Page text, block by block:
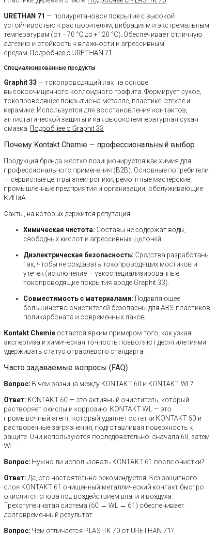
URETHAN 71 — полиуретановое покрытие с высокой
устойчивостью к растворителям, вибрациям и экстремальным
температурам (от –70 °C до +120 °C). Обеспечивает отличную
адгезию и стойкость к влажности и агрессивным
средам. Подробнее о URETHAN 71
Специализированные продукты
Graphit 33 — токопроводящий лак на основе
высокоочищенного коллоидного графита. Формирует сухое,
токопроводящее покрытие на металле, пластике, стекле и
керамике. Используется для восстановления контактов,
антистатической защиты и как высокотемпературная сухая
смазка. Подробнее о Graphit 33
Почему Kontakt Chemie — профессиональный выбор
Продукция бренда жестко позиционируется как химия для
профессионального применения (B2B). Основные потребители
— сервисные центры электроники, ремонтные мастерские,
промышленные предприятия и организации, обслуживающие
КИПиА.
Факты, на которых держится репутация:
Химическая чистота: Составы не содержат воды,
свободных кислот и агрессивных щелочей.
Диэлектрическая безопасность: Средства разработаны
так, чтобы не создавать токопроводящих мостиков и
утечек (исключение — узкоспециализированные
токопроводящие покрытия вроде Graphit 33).
Совместимость с материалами: Подавляющее
большинство очистителей безопасны для ABS-пластиков,
поликарбоната и современных лаков.
Kontakt Chemie остается ярким примером того, как узкая
экспертиза и химическая точность позволяют десятилетиями
удерживать статус отраслевого стандарта.
Часто задаваемые вопросы (FAQ)
Вопрос: В чем разница между KONTAKT 60 и KONTAKT WL?
Ответ: KONTAKT 60 — это активный очиститель, который
растворяет окислы и коррозию. KONTAKT WL — это
промывочный агент, который удаляет остатки KONTAKT 60 и
растворенные загрязнения, подготавливая поверхность к
защите. Они используются последовательно: сначала 60, затем
WL.
Вопрос: Нужно ли использовать KONTAKT 61 после очистки?
Ответ: Да, это настоятельно рекомендуется. Без защитного
слоя KONTAKT 61 очищенный металлический контакт быстро
окислится снова под воздействием влаги и воздуха.
Трехступенчатая система (60 → WL → 61) обеспечивает
долговременный результат.
Вопрос: Чем отличается PLASTIK 70 от URETHAN 71?